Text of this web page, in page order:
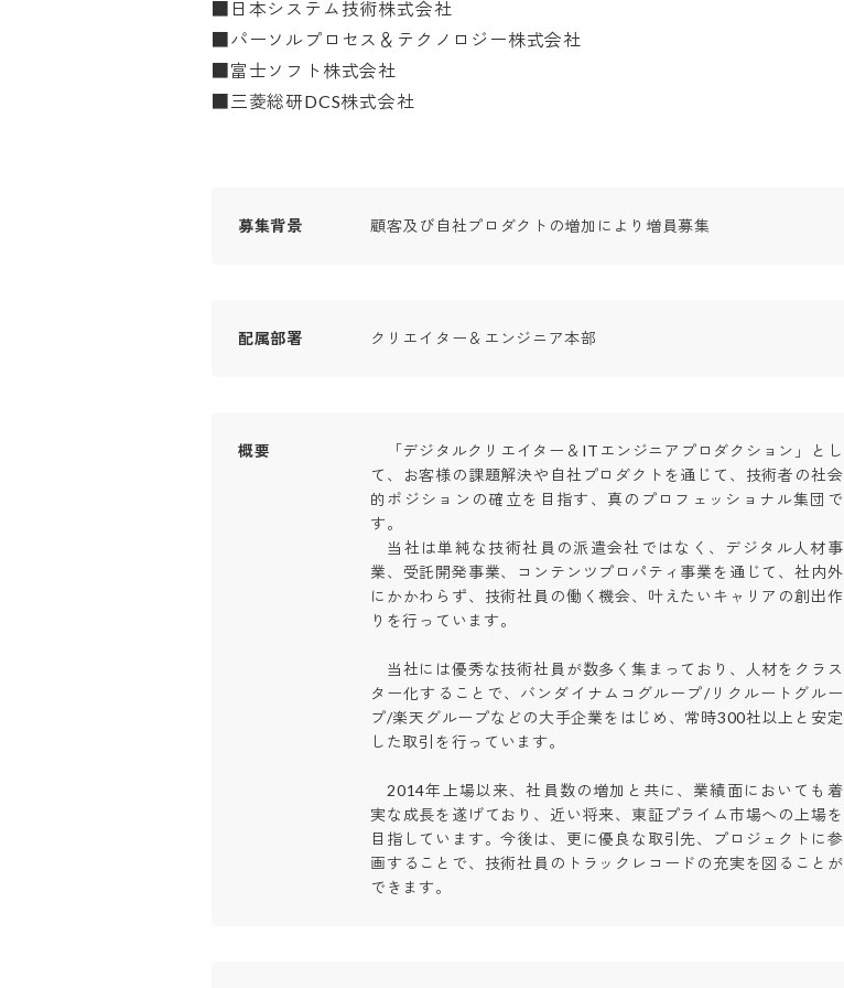
■日本システム技術株式会社
■パーソルプロセス＆テクノロジー株式会社
■富士ソフト株式会社
■三菱総研DCS株式会社
募集背景 顧客及び自社プロダクトの増加により増員募集
配属部署 クリエイター＆エンジニア本部
概要
「デジタルクリエイター＆ITエンジニアプロダクション」とし
て、お客様の課題解決や自社プロダクトを通じて、技術者の社会
的ポジションの確立を目指す、真のプロフェッショナル集団で
す。
当社は単純な技術社員の派遣会社ではなく、デジタル人材事
業、受託開発事業、コンテンツプロパティ事業を通じて、社内外
にかかわらず、技術社員の働く機会、叶えたいキャリアの創出作
りを行っています。
当社には優秀な技術社員が数多く集まっており、人材をクラス
ター化することで、バンダイナムコグループ/リクルートグルー
プ/楽天グループなどの大手企業をはじめ、常時300社以上と安定
した取引を行っています。
2014年上場以来、社員数の増加と共に、業績面においても着
実な成長を遂げており、近い将来、東証プライム市場への上場を
目指しています。今後は、更に優良な取引先、プロジェクトに参
画することで、技術社員のトラックレコードの充実を図ることが
できます。